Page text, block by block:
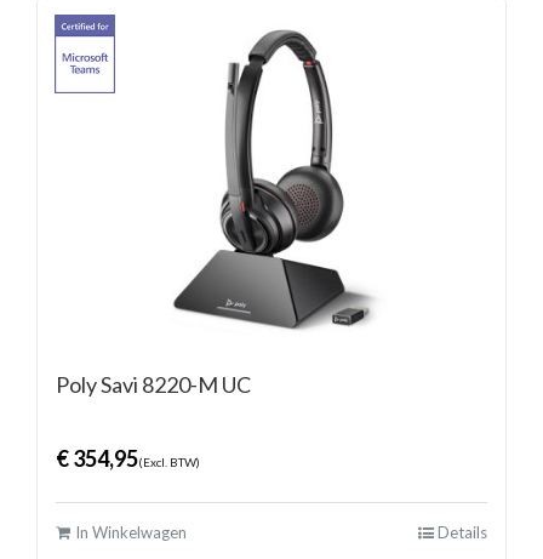
Poly Savi 8220-M UC
€354,95(Excl. BTW)
In Winkelwagen Details